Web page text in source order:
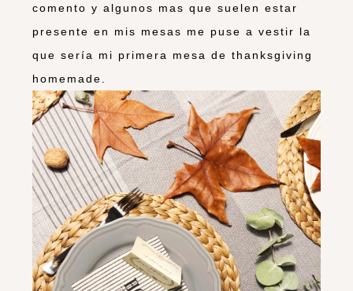
comento y algunos mas que suelen estar
presente en mis mesas me puse a vestir la
que sería mi primera mesa de thanksgiving
homemade.